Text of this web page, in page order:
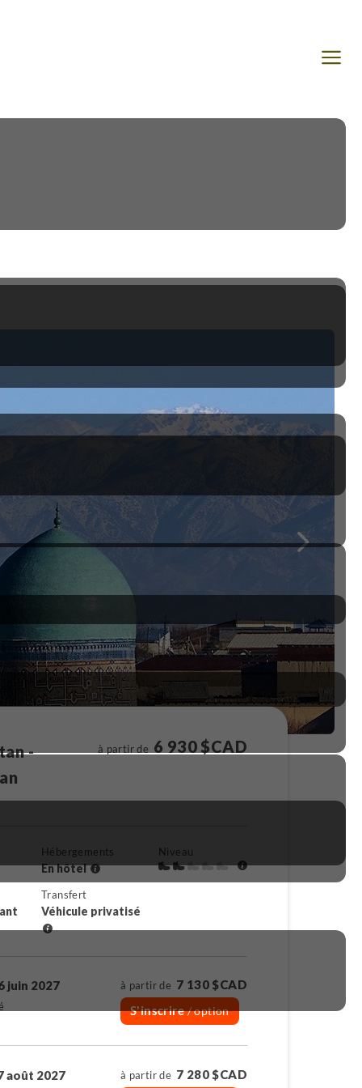
-
à partir de 6 930 $CAD
Hébergements
En hôtel
Niveau
Transfert
Véhicule privatisé
juin 2027 à partir de 7 130 $CAD
S'inscrire/ option
août 2027 à partir de 7 280 $CAD